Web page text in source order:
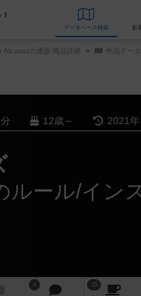
データベース 検索
Alcatrazの通販/商品詳細 作品データ
12歳～ 2021年
ルール/イン
4 15